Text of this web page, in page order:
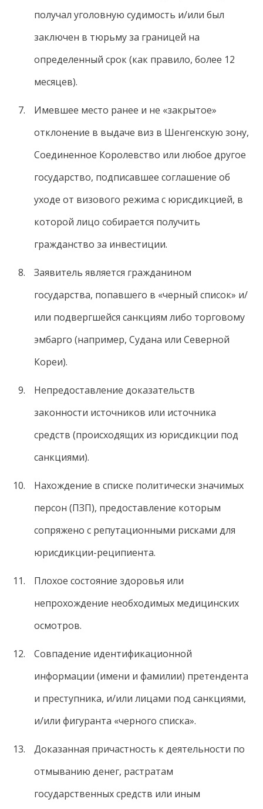
получал уголовную судимость и/или был
заключен в тюрьму за границей на
определенный срок (как правило, более 12
месяцев).
Имевшее место ранее и не «закрытое»
отклонение в выдаче виз в Шенгенскую зону,
Соединенное Королевство или любое другое
государство, подписавшее соглашение об
уходе от визового режима с юрисдикцией, в
которой лицо собирается получить
гражданство за инвестиции.
Заявитель является гражданином
государства, попавшего в «черный список» и/
или подвергшейся санкциям либо торговому
эмбарго (например, Судана или Северной
Кореи).
Непредоставление доказательств
законности источников или источника
средств (происходящих из юрисдикции под
санкциями).
Нахождение в списке политически значимых
персон (ПЗП), предоставление которым
сопряжено с репутационными рисками для
юрисдикции-реципиента.
Плохое состояние здоровья или
непрохождение необходимых медицинских
осмотров.
Совпадение идентификационной
информации (имени и фамилии) претендента
и преступника, и/или лицами под санкциями,
и/или фигуранта «черного списка».
Доказанная причастность к деятельности по
отмыванию денег, растратам
государственных средств или иным